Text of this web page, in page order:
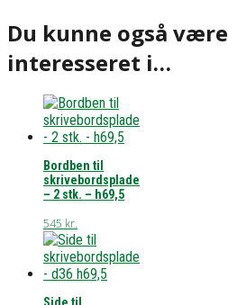
Du kunne også være
interesseret i…
Bordben til
skrivebordsplade
– 2 stk. – h69,5
545 kr.